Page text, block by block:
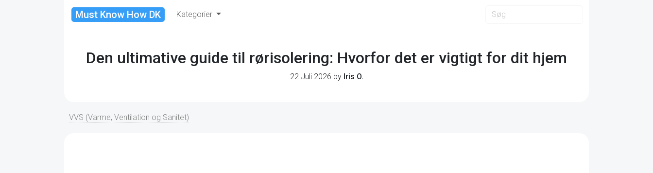
Must Know How DK Kategorier
Den ultimative guide til rørisolering: Hvorfor det er vigtigt for dit hjem
22 Juli 2026 by Iris O.
VVS (Varme, Ventilation og Sanitet)